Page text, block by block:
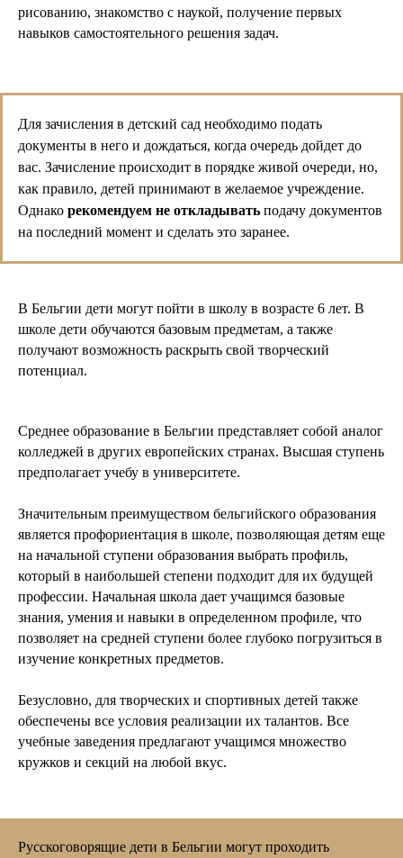
рисованию, знакомство с наукой, получение первых
навыков самостоятельного решения задач.
Для зачисления в детский сад необходимо подать
документы в него и дождаться, когда очередь дойдет до
вас. Зачисление происходит в порядке живой очереди, но,
как правило, детей принимают в желаемое учреждение.
Однако рекомендуем не откладывать подачу документов
на последний момент и сделать это заранее.
В Бельгии дети могут пойти в школу в возрасте 6 лет. В
школе дети обучаются базовым предметам, а также
получают возможность раскрыть свой творческий
потенциал.
Бельгии выглядит
следующим образом:
Дошкольное образование (2,5–6 лет)
Начальное образование (6–12 лет)
Среднее образование (12–18 лет)
Высшее образование
Среднее образование в Бельгии представляет собой аналог
колледжей в других европейских странах. Высшая ступень
предполагает учебу в университете.
Значительным преимуществом бельгийского образования
является профориентация в школе, позволяющая детям еще
на начальной ступени образования выбрать профиль,
который в наибольшей степени подходит для их будущей
профессии. Начальная школа дает учащимся базовые
знания, умения и навыки в определенном профиле, что
позволяет на средней ступени более глубоко погрузиться в
изучение конкретных предметов.
Безусловно, для творческих и спортивных детей также
обеспечены все условия реализации их талантов. Все
учебные заведения предлагают учащимся множество
кружков и секций на любой вкус.
Русскоговорящие дети в Бельгии могут проходить